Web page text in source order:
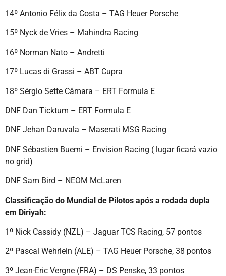
14º Antonio Félix da Costa – TAG Heuer Porsche
15º Nyck de Vries – Mahindra Racing
16º Norman Nato – Andretti
17º Lucas di Grassi – ABT Cupra
18º Sérgio Sette Câmara – ERT Formula E
DNF Dan Ticktum – ERT Formula E
DNF Jehan Daruvala – Maserati MSG Racing
DNF Sébastien Buemi – Envision Racing ( lugar ficará vazio
no grid)
DNF Sam Bird – NEOM McLaren
Classificação do Mundial de Pilotos após a rodada dupla
em Diriyah:
1º Nick Cassidy (NZL) – Jaguar TCS Racing, 57 pontos
2º Pascal Wehrlein (ALE) – TAG Heuer Porsche, 38 pontos
3º Jean-Eric Vergne (FRA) – DS Penske, 33 pontos